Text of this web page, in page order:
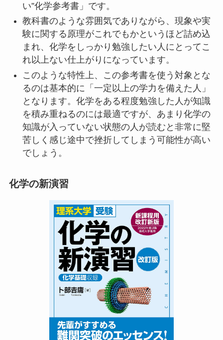
い”化学参考書」です。
教科書のような雰囲気でありながら、現象や実
験に関する原理がこれでもかというほど詰め込
まれ、化学をしっかり勉強したい人にとってこ
れ以上ない仕上がりになっています。
このような特性上、この参考書を使う対象とな
るのは基本的に「一定以上の学力を備えた人」
となります。化学をある程度勉強した人が知識
を積み重ねるのには最適ですが、あまり化学の
知識が入っていない状態の人が読むと非常に堅
苦しく感じ途中で挫折してしまう可能性が高い
でしょう。
化学の新演習